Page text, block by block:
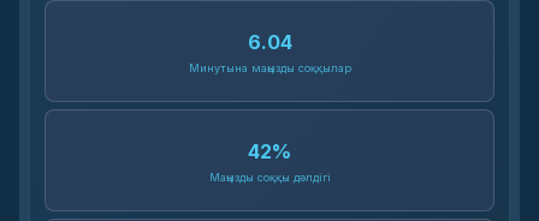
6.04
Минутына маңызды соққылар
42%
Маңызды соққы дәлдігі